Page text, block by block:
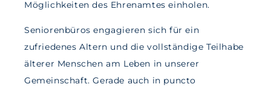
Möglichkeiten des Ehrenamtes einholen.
Seniorenbüros engagieren sich für ein
zufriedenes Altern und die vollständige Teilhabe
älterer Menschen am Leben in unserer
Gemeinschaft. Gerade auch in puncto